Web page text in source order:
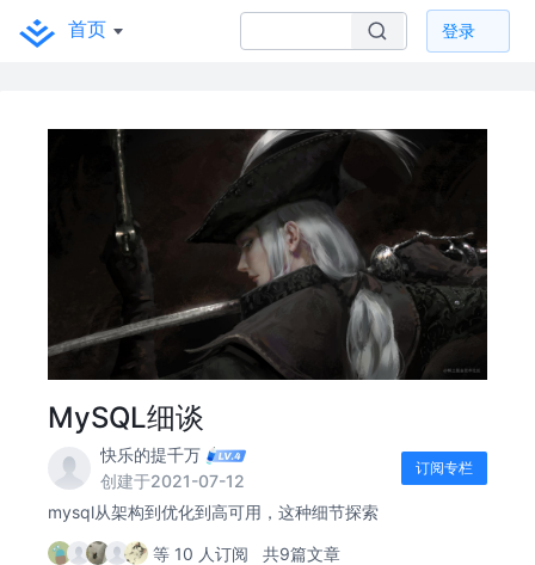
首页 登录
MySQL细谈
快乐的提千万
创建于2021-07-12
订阅专栏
mysql从架构到优化到高可用，这种细节探索
等 10 人订阅 共9篇文章